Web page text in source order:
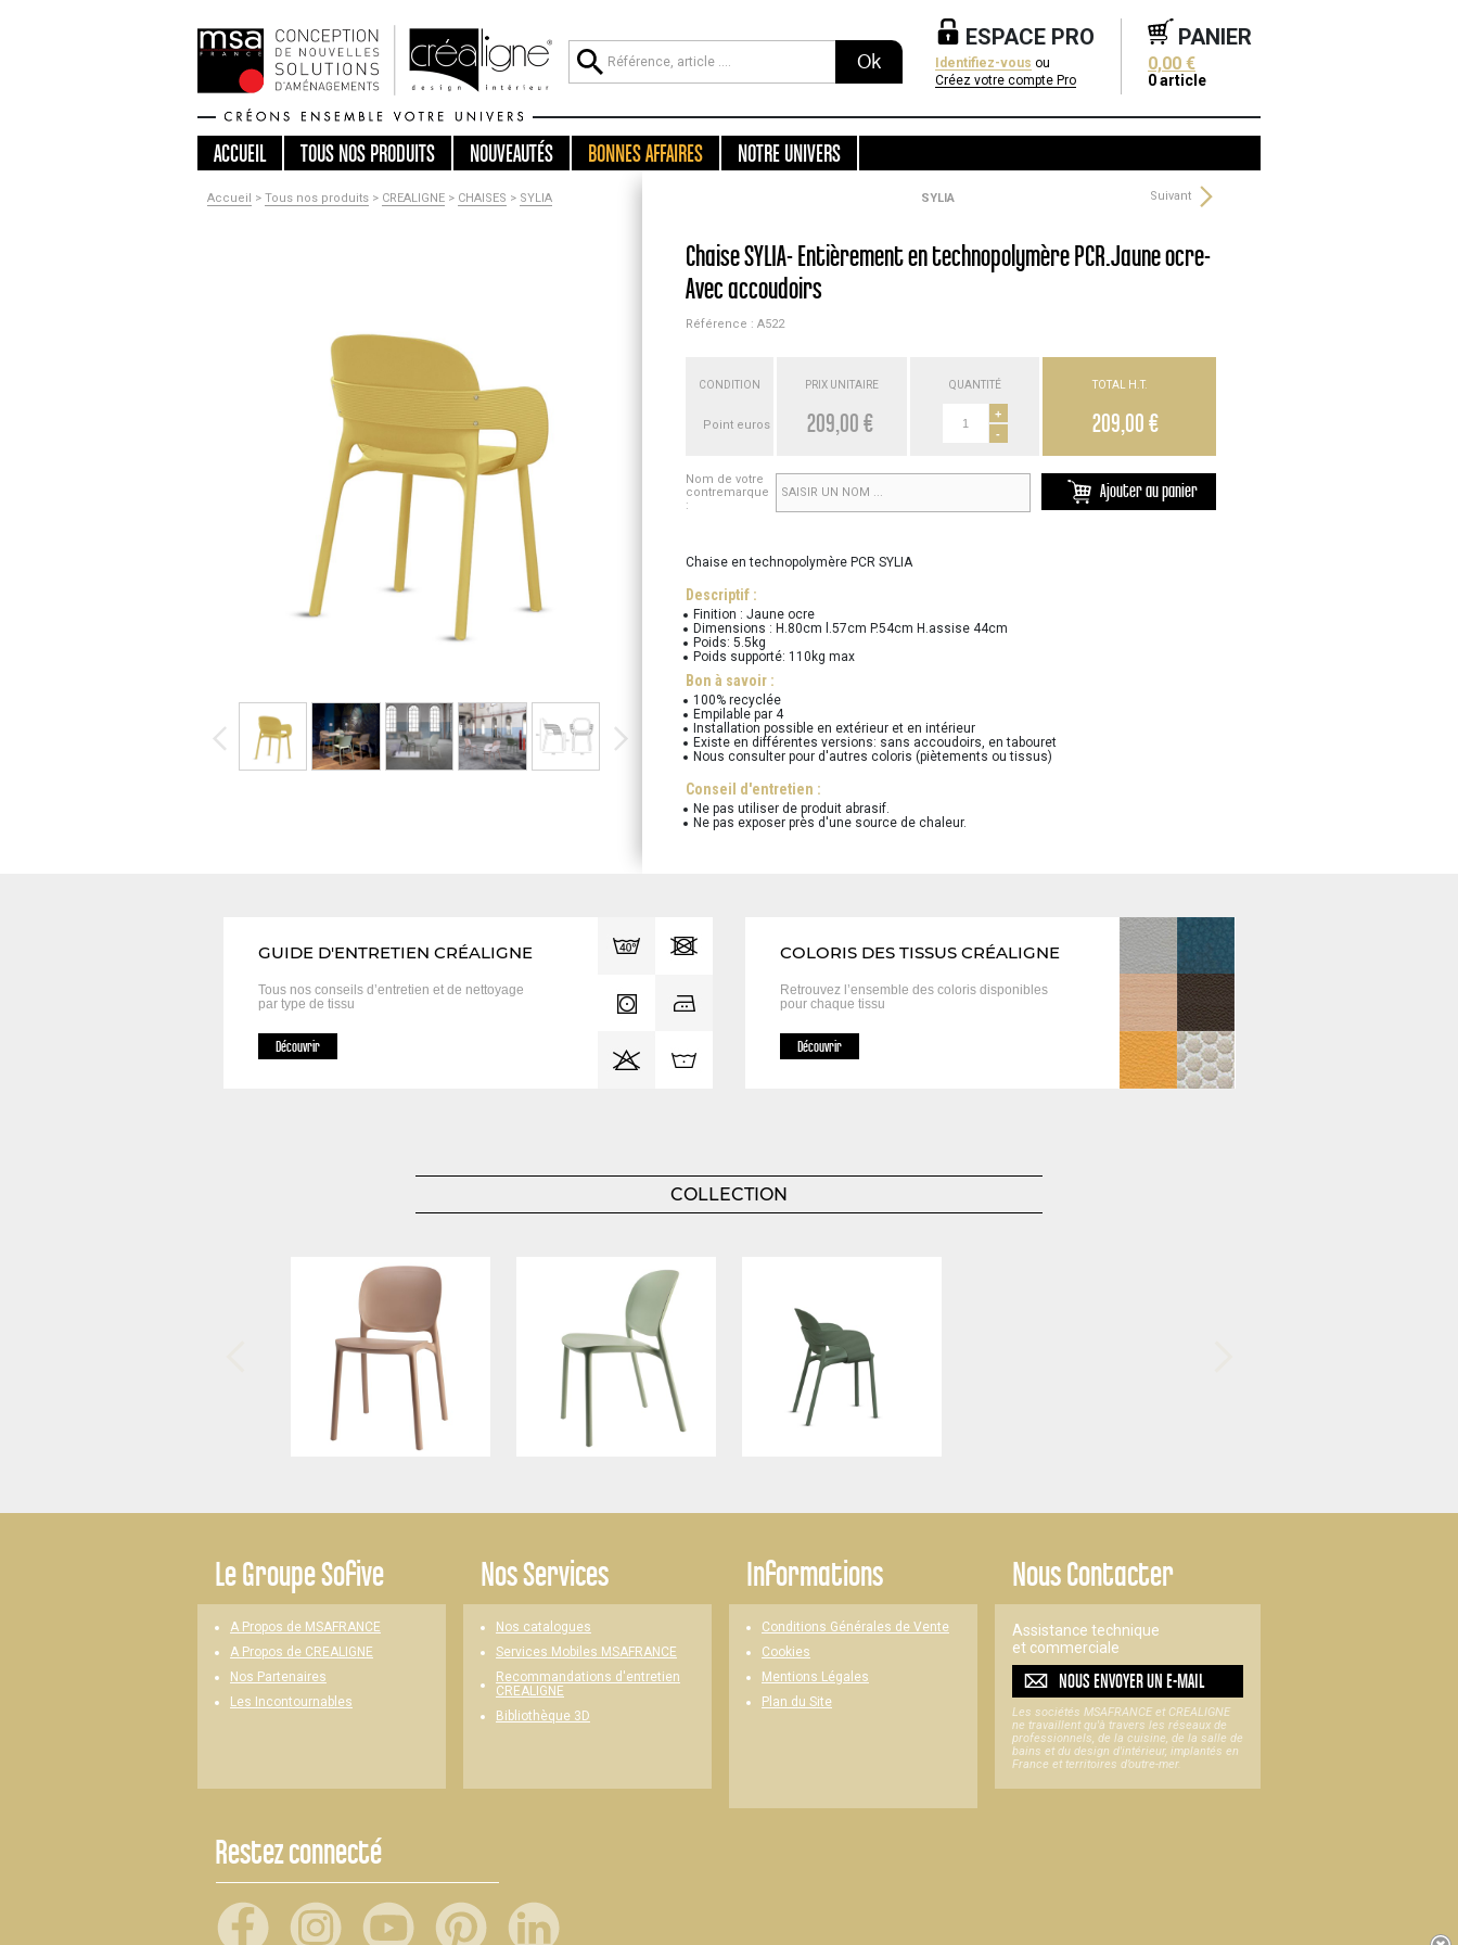
Ok
ESPACE PRO
Identifiez-vous ou
Créez votre compte Pro
PANIER
0,00 €
0article
ACCUEIL TOUSNOS PRODUITS NOUVEAUTÉS BONNES AFFAIRES NOTRE UNIVERS
Accueil > Tous nos produits> CREALIGNE> CHAISES > SYLIA SYLIA Suivant
Chaise SYLIA- Entièrement en technopolymère PCR.Jaune ocre-
Avec accoudoirs
Référence : A522
CONDITION
Point euros
PRIX UNITAIRE
209,00 €
QUANTITÉ
+
-
TOTAL H.T.
209,00 €
Nom de votre
contremarque
:
Ajouter au panier
Chaise en technopolymère PCR SYLIA
Descriptif :
Finition : Jaune ocre
Dimensions : H.80cm l.57cm P.54cm H.assise 44cm
Poids: 5.5kg
Poids supporté: 110kg max
Bon à savoir :
100% recyclée
Empilable par 4
Installation possible en extérieur et en intérieur
Existe en différentes versions: sans accoudoirs, en tabouret
Nous consulter pour d'autres coloris (piètements ou tissus)
Conseil d'entretien :
Ne pas utiliser de produit abrasif.
Ne pas exposer près d'une source de chaleur.
GUIDE D'ENTRETIEN CRÉALIGNE
Tous nos conseils d’entretien et de nettoyage
par type de tissu
Découvrir
COLORIS DES TISSUS CRÉALIGNE
Retrouvez l’ensemble des coloris disponibles
pour chaque tissu
Découvrir
COLLECTION
LeGroupe Sofive
A Propos de MSAFRANCE
A Propos de CREALIGNE
Nos Partenaires
Les Incontournables
Nos Services
Nos catalogues
Services Mobiles MSAFRANCE
Recommandations d'entretien
CREALIGNE
Bibliothèque 3D
Informations
Conditions Générales de Vente
Cookies
Mentions Légales
Plan du Site
Nous Contacter
Assistance technique
et commerciale
NOUS ENVOYER UNE-MAIL
Les sociétés MSAFRANCE et CREALIGNE
ne travaillent qu'à travers les réseaux de
professionnels, de la cuisine, de la salle de
bains et du design d'intérieur, implantés en
France et territoires d’outre-mer.
Restez connecté